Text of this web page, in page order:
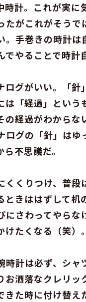
時計。これが実
がこれがそう
。手巻きの時計
やることで時計
ログがいい。「
は「経過」とい
の経過がわから
ログの「針」は
不思議だ。
くりつけ、普
きははずして机
にさわってやら
たくなる（笑）。
時計は必ず、シ
お洒落なクレリ
きた時に付け替